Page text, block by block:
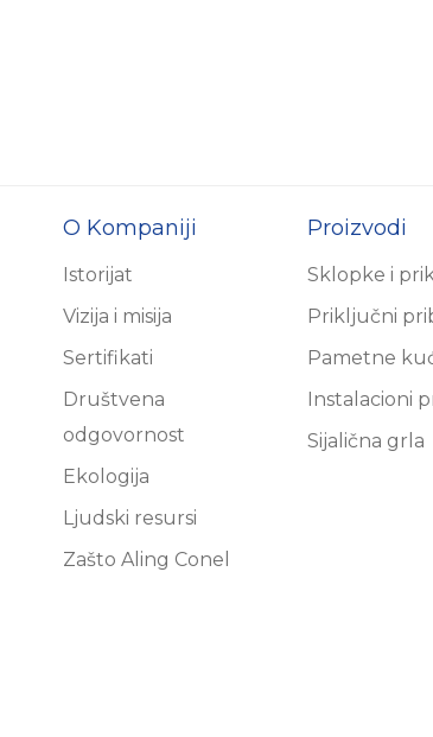
O Kompaniji
Istorijat
Vizija i misija
Sertifikati
Društvena
odgovornost
Ekologija
Ljudski resursi
Zašto Aling Conel
Proizvodi
Sklopke i
Priključni
Pametne
Instalacioni
Sijalična grla